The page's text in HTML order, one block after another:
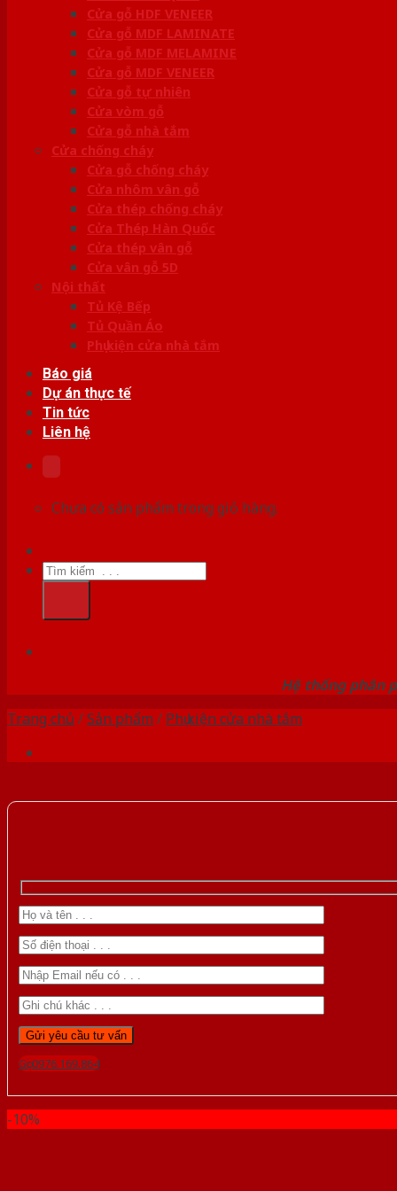
Cửa gỗ HDF VENEER
Cửa gỗ MDF LAMINATE
Cửa gỗ MDF MELAMINE
Cửa gỗ MDF VENEER
Cửa gỗ tự nhiên
Cửa vòm gỗ
Cửa gỗ nhà tắm
Cửa chống cháy
Cửa gỗ chống cháy
Cửa nhôm vân gỗ
Cửa thép chống cháy
Cửa Thép Hàn Quốc
Cửa thép vân gỗ
Cửa vân gỗ 5D
Nội thất
Tủ Kệ Bếp
Tủ Quần Áo
Phụ kiện cửa nhà tắm
Báo giá
Dự án thực tế
Tin tức
Liên hệ
Chưa có sản phẩm trong giỏ hàng.
Tìm
kiếm:
Hệ thống phân
Trang chủ /Sản phẩm / Phụ kiện cửa nhà tắm
Gọi 0976.169.864
-10%